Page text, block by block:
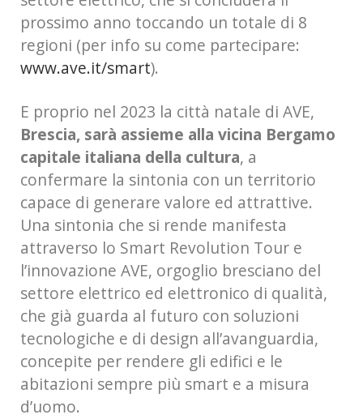
prossimo anno toccando un totale di 8
regioni (per info su come partecipare:
www.ave.it/smart).
E proprio nel 2023 la città natale di AVE,
Brescia, sarà assieme alla vicina Bergamo
capitale italiana della cultura, a
confermare la sintonia con un territorio
capace di generare valore ed attrattive.
Una sintonia che si rende manifesta
attraverso lo Smart Revolution Tour e
l’innovazione AVE, orgoglio bresciano del
settore elettrico ed elettronico di qualità,
che già guarda al futuro con soluzioni
tecnologiche e di design all’avanguardia,
concepite per rendere gli edifici e le
abitazioni sempre più smart e a misura
d’uomo.